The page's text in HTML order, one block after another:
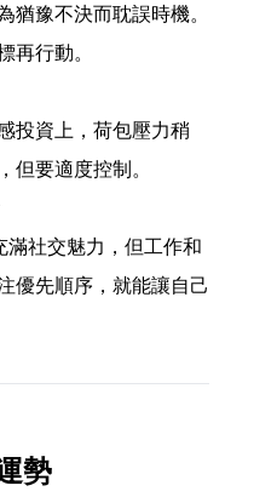
豫不決而耽誤時機。
再行動。
投資上，荷包壓力稍
但要適度控制。
社交魅力，但工作和
優先順序，就能讓自己
勢